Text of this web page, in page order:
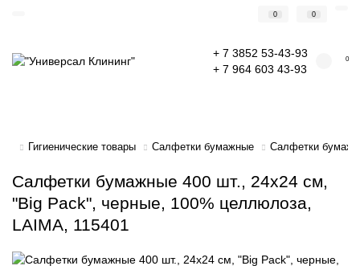
0 0
+ 7 3852 53-43-93
+ 7 964 603 43-93
0
Гигиенические товары Салфетки бумажные Салфетки
Салфетки бумажные 400 шт., 24х24 см,
"Big Pack", черные, 100% целлюлоза,
LAIMA, 115401